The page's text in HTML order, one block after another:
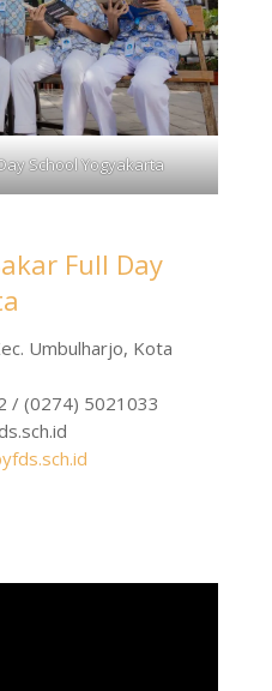
School Yogyakarta
Full Day
Umbulharjo, Kota
/ (0274) 5021033